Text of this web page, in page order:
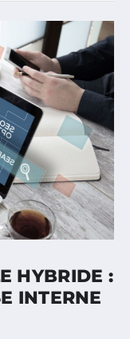
HYBRIDE :
INTERNE